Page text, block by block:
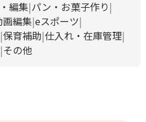
編集 パン・お菓子作り
画編集 eスポーツ
保育補助 仕入れ・在庫管理
その他